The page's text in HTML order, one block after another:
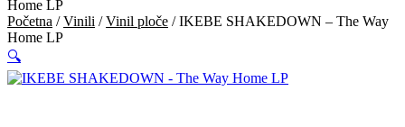
Home LP
Početna /Vinili /Vinil ploče / IKEBE SHAKEDOWN – The Way
Home LP
🔍